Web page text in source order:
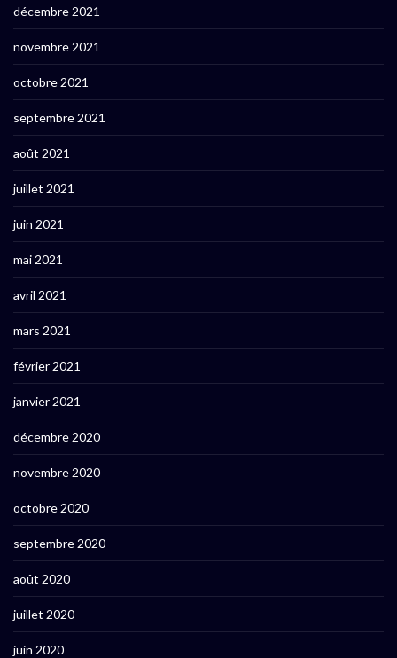
décembre 2021
novembre 2021
octobre 2021
septembre 2021
août 2021
juillet 2021
juin 2021
mai 2021
avril 2021
mars 2021
février 2021
janvier 2021
décembre 2020
novembre 2020
octobre 2020
septembre 2020
août 2020
juillet 2020
juin 2020